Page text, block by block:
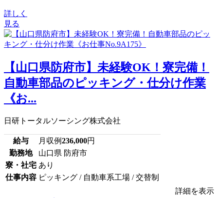
詳しく
見る
【山口県防府市】未経験OK！寮完備！
自動車部品のピッキング・仕分け作業
《お...
日研トータルソーシング株式会社
給与 月収例236,000円
勤務地
山口県 防府市
寮・社宅 あり
仕事内容 ピッキング / 自動車系工場 / 交替制
詳細を表示